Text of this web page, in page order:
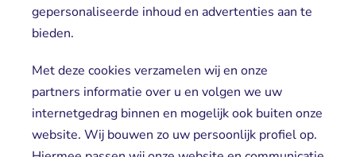
gepersonaliseerde inhoud en advertenties aan te
bieden.
Met deze cookies verzamelen wij en onze
partners informatie over u en volgen we uw
internetgedrag binnen en mogelijk ook buiten onze
website. Wij bouwen zo uw persoonlijk profiel op.
Locaties
Vrijwilligers